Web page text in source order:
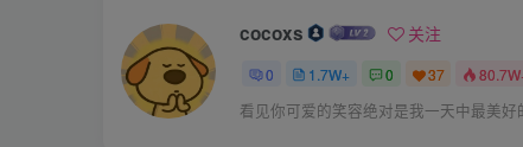
cocoxs 关注
0 1.7W+ 0 37
看见你可爱的笑容绝对是我一天中最美好